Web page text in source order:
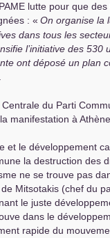
PAME lutte pour que
: « On organise la
dans tous les
l’initiative des 530
ont déposé un plan
du Parti
manifestation à
et le développement
la destruction des
ne se trouve pas
Mitsotakis (chef du
le juste
dans le
rapide du